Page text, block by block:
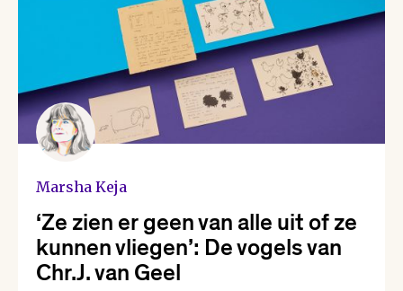
Femke Brockhus
Hanna Bervoets
Joost Oomen
Lieke Marsman
Loranne Davelaar
Marsha Keja
‘Ze zien er geen van alle uit of ze
kunnen vliegen’: De vogels van
Chr.J. van Geel